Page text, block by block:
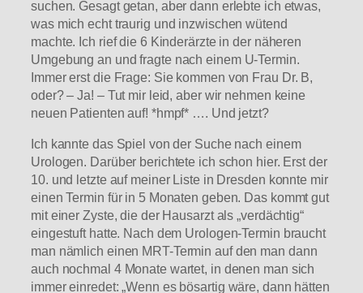
suchen. Gesagt getan, aber dann erlebte ich etwas,
was mich echt traurig und inzwischen wütend
machte. Ich rief die 6 Kinderärzte in der näheren
Umgebung an und fragte nach einem U-Termin.
Immer erst die Frage: Sie kommen von Frau Dr. B,
oder? – Ja! – Tut mir leid, aber wir nehmen keine
neuen Patienten auf! *hmpf* …. Und jetzt?
Ich kannte das Spiel von der Suche nach einem
Urologen. Darüber berichtete ich schon hier. Erst der
10. und letzte auf meiner Liste in Dresden konnte mir
einen Termin für in 5 Monaten geben. Das kommt gut
mit einer Zyste, die der Hausarzt als „verdächtig“
eingestuft hatte. Nach dem Urologen-Termin braucht
man nämlich einen MRT-Termin auf den man dann
auch nochmal 4 Monate wartet, in denen man sich
immer einredet: „Wenn es bösartig wäre, dann hätten